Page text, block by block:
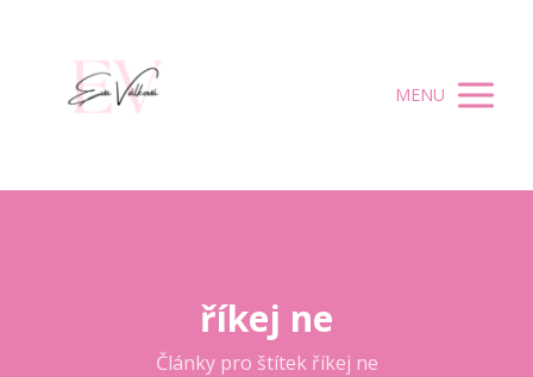
MENU
říkej ne
Články pro štítek říkej ne